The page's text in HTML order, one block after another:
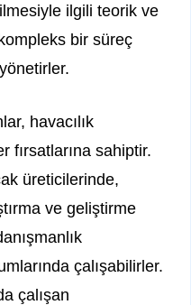
ilgili teorik ve
bir süreç
havacılık
fırsatlarına sahiptir.
üreticilerinde,
ve geliştirme
çalışabilirler.
çalışan